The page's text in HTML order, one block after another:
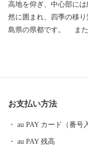
高地を仰ぎ、中心部に
然に囲まれ、四季の移
島県の県都です。 また
温泉」や奥州三高湯の
国の皆様に親しまれてお
お支払い方法
au PAY カード（番号
au PAY 残高